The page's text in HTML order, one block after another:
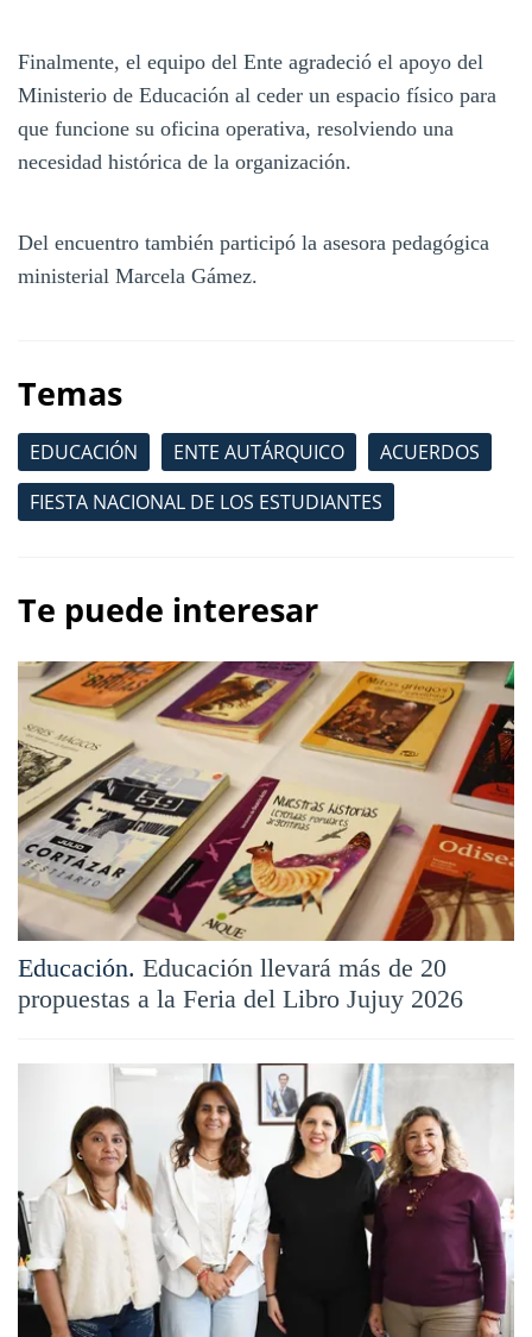
Finalmente, el equipo del Ente agradeció el apoyo del
Ministerio de Educación al ceder un espacio físico para
que funcione su oficina operativa, resolviendo una
necesidad histórica de la organización.
Del encuentro también participó la asesora pedagógica
ministerial Marcela Gámez.
Temas
EDUCACIÓN ENTE AUTÁRQUICO
ACUERDOS
FIESTA NACIONAL DE LOS ESTUDIANTES
Te puede interesar
Educación. Educación llevará más de 20
propuestas a la Feria del Libro Jujuy 2026